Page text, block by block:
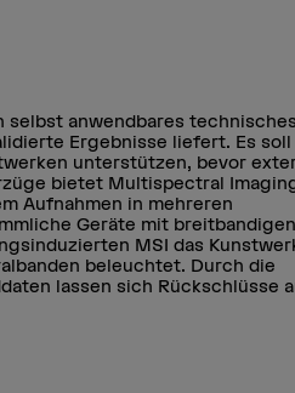
anwendbares technisches
Ergebnisse liefert. Es soll
unterstützen, bevor
bietet Multispectral
Aufnahmen in mehreren
Geräte mit breitbandigen
MSI das
beleuchtet. Durch die
lassen sich Rückschlüsse